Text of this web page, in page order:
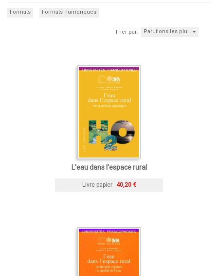
Formats Formats numériques
Trier par : Parutions les plu…
L'eau dans l'espace rural
Livre papier 40,20 €